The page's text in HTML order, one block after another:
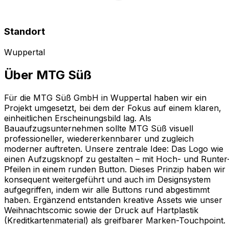
Standort
Wuppertal
Über MTG Süß
Für die MTG Süß GmbH in Wuppertal haben wir ein
Projekt umgesetzt, bei dem der Fokus auf einem klaren,
einheitlichen Erscheinungsbild lag. Als
Bauaufzugsunternehmen sollte MTG Süß visuell
professioneller, wiedererkennbarer und zugleich
moderner auftreten. Unsere zentrale Idee: Das Logo wie
einen Aufzugsknopf zu gestalten – mit Hoch- und
Pfeilen in einem runden Button. Dieses Prinzip haben wir
konsequent weitergeführt und auch im Designsystem
aufgegriffen, indem wir alle Buttons rund abgestimmt
haben. Ergänzend entstanden kreative Assets wie unser
Weihnachtscomic sowie der Druck auf Hartplastik
(Kreditkartenmaterial) als greifbarer Marken-Touchpoint.